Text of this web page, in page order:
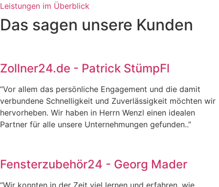
Leistungen im Überblick
Das sagen unsere Kunden
Zollner24.de - Patrick StümpFl
“Vor allem das persönliche Engagement und die damit
verbundene Schnelligkeit und Zuverlässigkeit möchten wir
hervorheben. Wir haben in Herrn Wenzl einen idealen
Partner für alle unsere Unternehmungen gefunden..”
Fensterzubehör24 - Georg Mader
“Wir konnten in der Zeit viel lernen und erfahren, wie